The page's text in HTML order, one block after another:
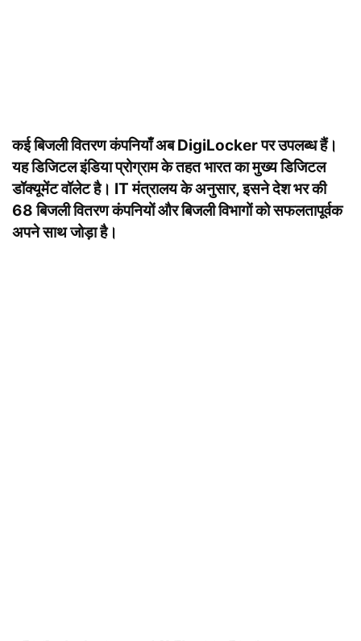
कई बिजली वितरण कंपनियाँ अब DigiLocker पर उपलब्ध हैं।
यह डिजिटल इंडिया प्रोग्राम के तहत भारत का मुख्य डिजिटल
डॉक्यूमेंट वॉलेट है। IT मंत्रालय के अनुसार, इसने देश भर की
68 बिजली वितरण कंपनियों और बिजली विभागों को सफलतापूर्वक
अपने साथ जोड़ा है।